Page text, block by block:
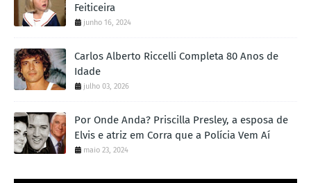
Feiticeira
junho 16, 2024
Carlos Alberto Riccelli Completa 80 Anos de
Idade
julho 03, 2026
Por Onde Anda? Priscilla Presley, a esposa de
Elvis e atriz em Corra que a Polícia Vem Aí
maio 23, 2024